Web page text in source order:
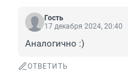
Гость
17 декабря 2024, 20:40
Аналогично :)
ОТВЕТИТЬ